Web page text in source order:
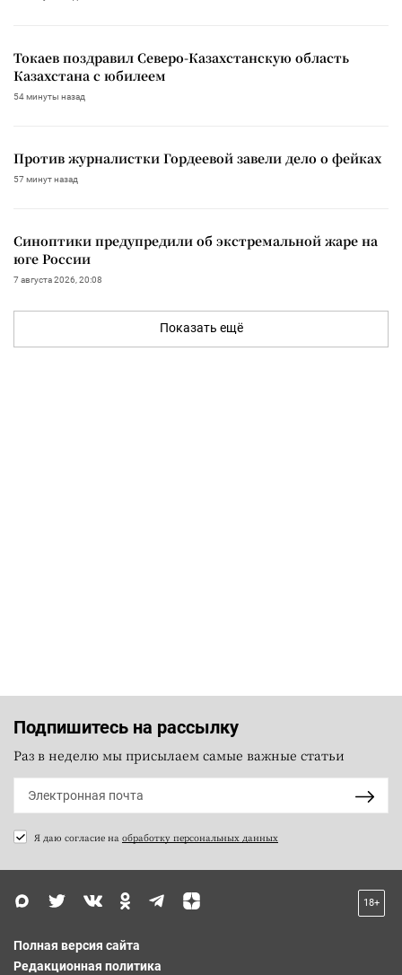
Токаев поздравил Северо-Казахстанскую область
Казахстана с юбилеем
54 минуты назад
Против журналистки Гордеевой завели дело о фейках
57 минут назад
Синоптики предупредили об экстремальной жаре на
юге России
7 августа 2026, 20:08
Показать ещё
Подпишитесь на рассылку
Раз в неделю мы присылаем самые важные статьи
Я даю согласие на обработку персональных данных
18+
Полная версия сайта
Редакционная политика